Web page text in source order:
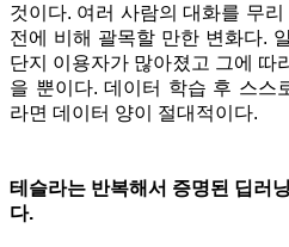
것이다. 여러 사람의 대화를 무
전에 비해 괄목할 만한 변화다.
단지 이용자가 많아졌고 그에 따
을 뿐이다. 데이터 학습 후 스스
라면 데이터 양이 절대적이다.
테슬라는 반복해서 증명된 딥러
다.